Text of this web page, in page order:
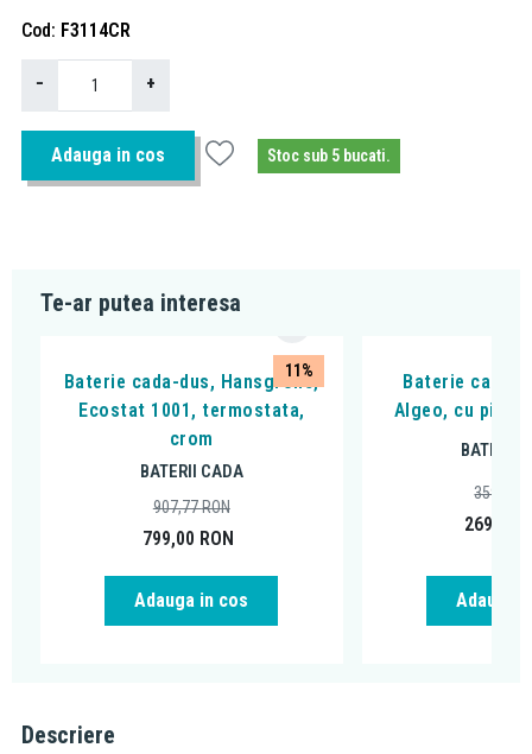
Cod F3114CR
− +
Adauga in cos Stoc sub 5 bucati.
Te-ar putea interesa
11%
Baterie cada-dus, Hansgrohe,
Ecostat 1001, termostata,
crom
BATERII CADA
799,00 RON
907,77RON
Adauga in cos
Baterie cada -
Algeo, cu pipa
BATERII
269,00
359,99
Adauga
Descriere